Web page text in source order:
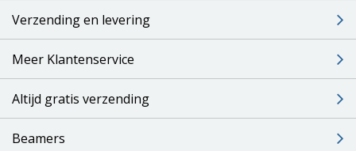
Verzending en levering
Meer Klantenservice
Altijd gratis verzending
Beamers